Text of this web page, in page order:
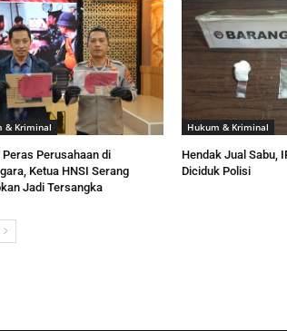
& Kriminal
Peras Perusahaan di
Ketua HNSI Serang
Jadi Tersangka
Hukum & Kriminal
Hendak Jual Sabu,
Diciduk Polisi